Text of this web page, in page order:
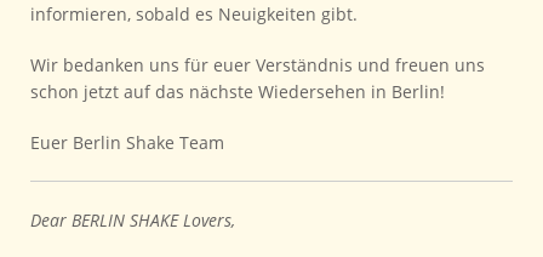
informieren, sobald es Neuigkeiten gibt.
Wir bedanken uns für euer Verständnis und freuen uns
schon jetzt auf das nächste Wiedersehen in Berlin!
Euer Berlin Shake Team
Dear BERLIN SHAKE Lovers,